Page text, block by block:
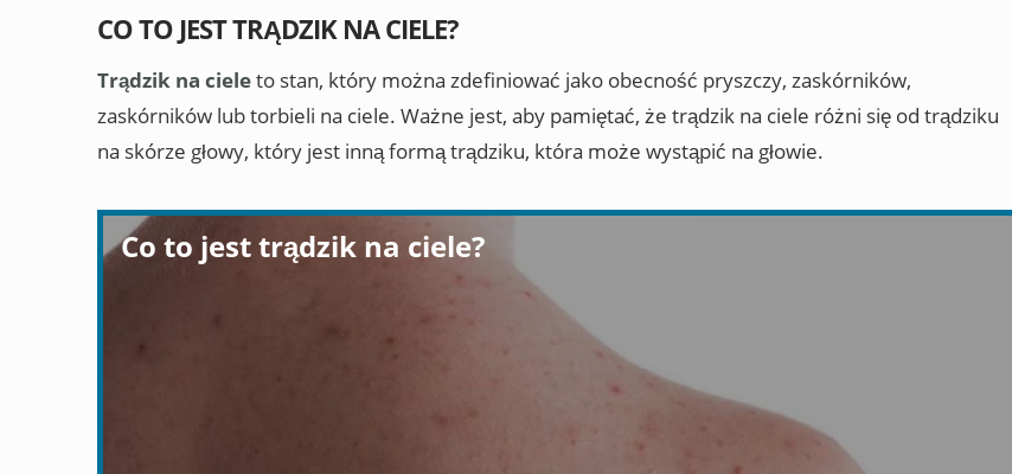
CO TO JEST TRĄDZIK NA CIELE?
Trądzik na cieleto stan, który można zdefiniować jako obecność pryszczy, zaskórników,
zaskórników lub torbieli na ciele. Ważne jest, aby pamiętać, że trądzik na ciele różni się od trądziku
na skórze głowy, który jest inną formą trądziku, która może wystąpić na głowie.
Co to jest trądzik na ciele?